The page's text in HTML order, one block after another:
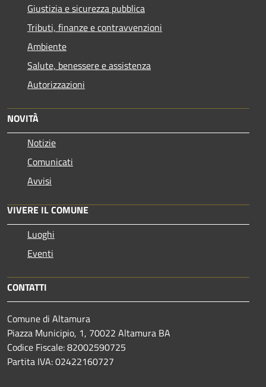
Giustizia e sicurezza pubblica
Tributi, finanze e contravvenzioni
Ambiente
Salute, benessere e assistenza
Autorizzazioni
NOVITÀ
Notizie
Comunicati
Avvisi
VIVERE IL COMUNE
Luoghi
Eventi
CONTATTI
Comune di Altamura
Piazza Municipio, 1, 70022 Altamura BA
Codice Fiscale: 82002590725
Partita IVA: 02422160727